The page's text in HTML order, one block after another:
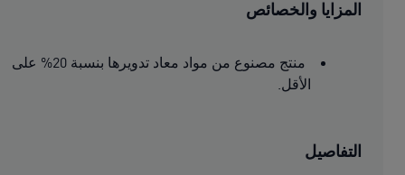
المزايا والخصائص
منتج مصنوع من مواد معاد تدويرها بنسبة 20% على
الأقل.
التفاصيل